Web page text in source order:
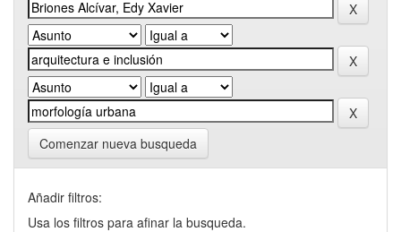
Comenzar nueva busqueda
Añadir filtros:
Usa los filtros para afinar la busqueda.